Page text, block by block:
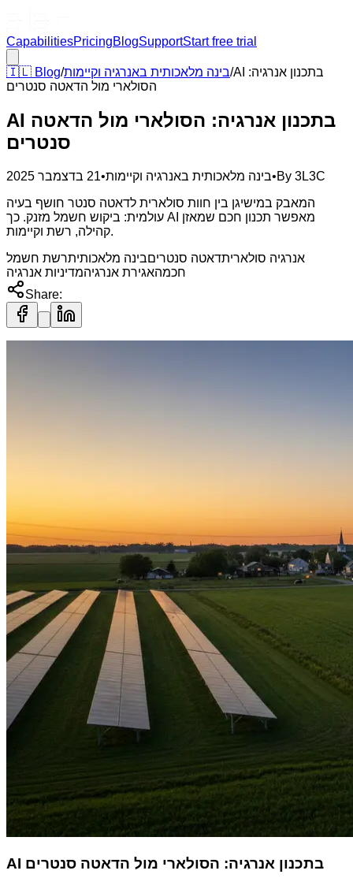
CapabilitiesPricingBlogSupportStart free trial
🇮🇱 Blog/בינה מלאכותית באנרגיה וקיימות/AI בתכנון אנרגיה:
הסולארי מול הדאטה סנטרים
AI בתכנון אנרגיה: הסולארי מול הדאטה
סנטרים
בינה מלאכותית באנרגיה וקיימות•21 בדצמבר 2025 •By 3L3C
המאבק במישיגן בין חוות סולארית לדאטה סנטר חושף בעיה
עולמית: ביקוש חשמל מזנק. כך AI מאפשר תכנון חכם שמאזן
קהילה, רשת וקיימות.
אנרגיה סולאריתדאטה סנטריםבינה מלאכותיתרשת חשמל
חכמהאגירת אנרגיהמדיניות אנרגיה
Share:
AI בתכנון אנרגיה: הסולארי מול הדאטה סנטרים